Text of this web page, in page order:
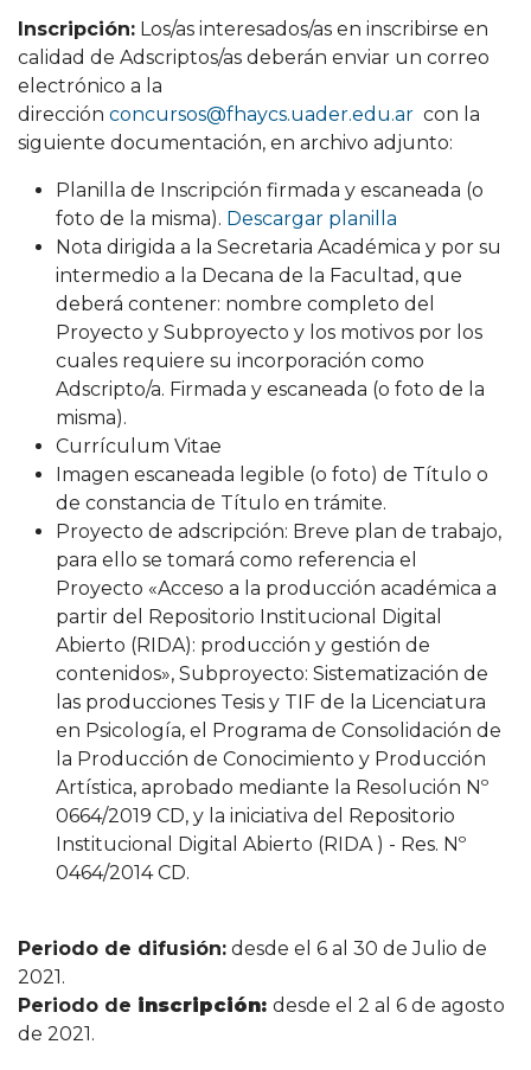
Inscripción: Los/as interesados/as en inscribirse en
calidad de Adscriptos/as deberán enviar un correo
electrónico a la
dirección concursos@fhaycs.uader.edu.ar con la
siguiente documentación, en archivo adjunto:
Planilla de Inscripción firmada y escaneada (o
foto de la misma). Descargar planilla
Nota dirigida a la Secretaria Académica y por su
intermedio a la Decana de la Facultad, que
deberá contener: nombre completo del
Proyecto y Subproyecto y los motivos por los
cuales requiere su incorporación como
Adscripto/a. Firmada y escaneada (o foto de la
misma).
Currículum Vitae
Imagen escaneada legible (o foto) de Título o
de constancia de Título en trámite.
Proyecto de adscripción: Breve plan de trabajo,
para ello se tomará como referencia el
Proyecto «Acceso a la producción académica a
partir del Repositorio Institucional Digital
Abierto (RIDA): producción y gestión de
contenidos», Subproyecto: Sistematización de
las producciones Tesis y TIF de la Licenciatura
en Psicología, el Programa de Consolidación de
la Producción de Conocimiento y Producción
Artística, aprobado mediante la Resolución Nº
0664/2019 CD, y la iniciativa del Repositorio
Institucional Digital Abierto (RIDA ) - Res. Nº
0464/2014 CD.
Periodo de difusión: desde el 6 al 30 de Julio de
2021.
Periodo de inscripción: desde el 2 al 6 de agosto
de 2021.